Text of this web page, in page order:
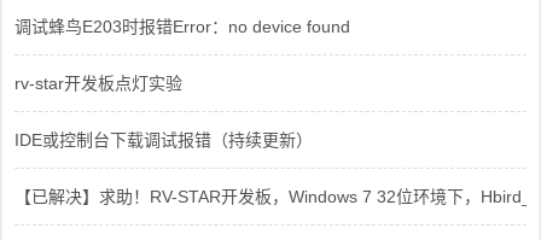
调试蜂鸟E203时报错Error：no device found
rv-star开发板点灯实验
IDE或控制台下载调试报错（持续更新）
【已解决】求助！RV-STAR开发板，Windows 7 32位环境下，